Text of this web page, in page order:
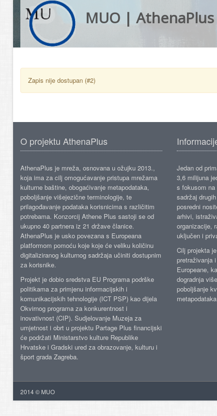
MUO | AthenaPlus
Zapis nije dostupan (#2)
O projektu AthenaPlus
AthenaPlus je mreža, osnovana u ožujku 2013.,
koja ima za cilj omogućavanje pristupa mrežama
kulturne baštine, obogaćivanje metapodataka,
poboljšanje višejezične terminologije, te
prilagođavanje podataka korisnicima s različitim
potrebama. Konzorcij Athene Plus sastoji se od
ukupno 40 partnera iz 21 države članice.
AthenaPlus je usko povezana s Europeana
platformom pomoću koje koje će veliku količinu
digitaliziranog kulturnog sadržaja učiniti dostupnim
za korisnike.
Projekt je dobio sredstva EU Programa podrške
politikama za primjenu informacijskih i
komunikacijskih tehnologije (ICT PSP) kao dijela
Okvirnog programa za konkurentnost i
inovativnost (CIP). Sudjelovanje Muzeja za
umjetnost i obrt u projektu Partage Plus financijski
će podržati Ministarstvo kulture Republike
Hrvatske i Gradski ured za obrazovanje, kulturu i
šport grada Zagreba.
Jedan od
3,6 milijuna
s fokusom
sadržaj
posredni
arhivi,
organizacije,
uključen i
Cilj projekta
pretraživanja
Europeane,
dogradnja
poboljšanje
2014 © MUO